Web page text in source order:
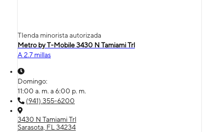
TIenda minorista autorizada
Metro by T-Mobile 3430 N Tamiami Trl
A 2.7 millas
Domingo:
11:00 a. m. a 6:00 p. m.
(941) 355-6200
3430 N Tamiami Trl
Sarasota, FL 34234